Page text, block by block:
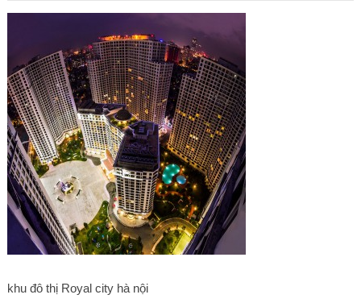
khu đô thị Royal city hà nội